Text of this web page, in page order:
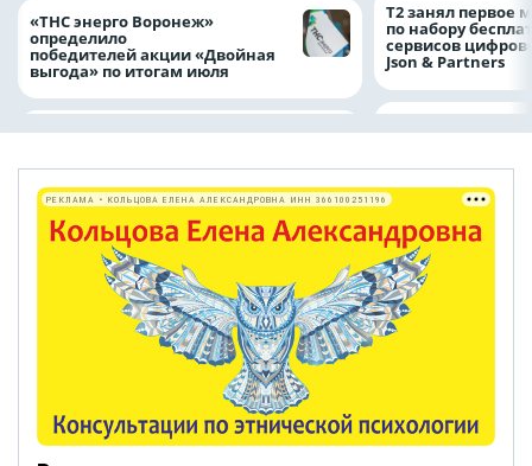
«ТНС энерго Воронеж»
определило
победителей акции «Двойная
выгода» по итогам июля
Т2 занял первое
по набору
сервисов
Json & Partners
РЕКЛАМА • КОЛЬЦОВА ЕЛЕНА АЛЕКСАНДРОВНА ИНН 366100251196